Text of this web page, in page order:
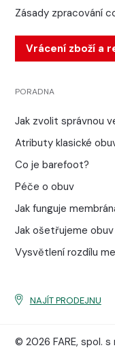
Zásady zpracování
Vrácení zboží a
PORADNA
Jak zvolit správnou
Atributy klasické
Co je barefoot?
Péče o obuv
Jak funguje
Jak ošetřujeme
Vysvětlení rozdílu
NAJÍT PRODEJNU
© 2026 FARE, spol. s